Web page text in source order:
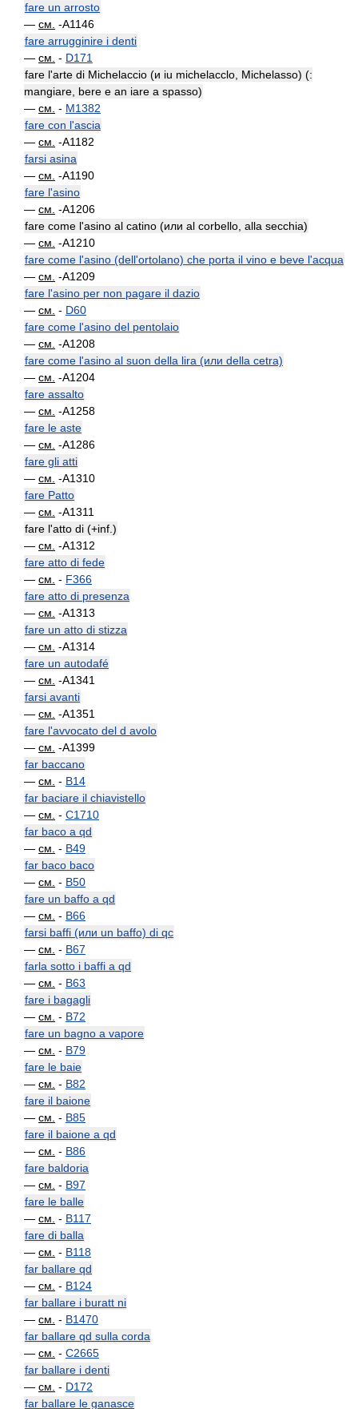
fare un arrosto
— см. -A1146
fare arrugginire i denti
— см. - D171
fare l'arte di Michelaccio (и iu michelacclo, Michelasso) (:
mangiare, bere e an iare a spasso)
— см. - M1382
fare con l'ascia
— см. -A1182
farsi asina
— см. -A1190
fare l'asino
— см. -A1206
fare come l'asino al catino (или al corbello, alla secchia)
— см. -A1210
fare come l'asino (dell'ortolano) che porta il vino e beve l'acqua
— см. -A1209
fare l'asino per non pagare il dazio
— см. - D60
fare come l'asino del pentolaio
— см. -A1208
fare come l'asino al suon della lira (или della cetra)
— см. -A1204
fare assalto
— см. -A1258
fare le aste
— см. -A1286
fare gli atti
— см. -A1310
fare Patto
— см. -A1311
fare l'atto di (+inf.)
— см. -A1312
fare atto di fede
— см. - F366
fare atto di presenza
— см. -A1313
fare un atto di stizza
— см. -A1314
fare un autodafé
— см. -A1341
farsi avanti
— см. -A1351
fare l'avvocato del d avolo
— см. -A1399
far baccano
— см. - B14
far baciare il chiavistello
— см. - C1710
far baco a qd
— см. - B49
far baco baco
— см. - B50
fare un baffo a qd
— см. - B66
farsi baffi (или un baffo) di qc
— см. - B67
farla sotto i baffi a qd
— см. - B63
fare i bagagli
— см. - B72
fare un bagno a vapore
— см. - B79
fare le baie
— см. - B82
fare il baione
— см. - B85
fare il baione a qd
— см. - B86
fare baldoria
— см. - B97
fare le balle
— см. - B117
fare di balla
— см. - B118
far ballare qd
— см. - B124
far ballare i buratt ni
— см. - B1470
far ballare qd sulla corda
— см. - C2665
far ballare i denti
— см. - D172
far ballare le ganasce